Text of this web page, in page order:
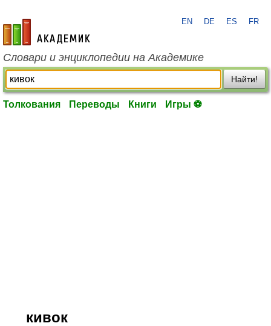
academic.ru
EN DE ES FR
Словари и энциклопедии на Академике
Найти!
Толкования Переводы Книги Игры ⚽
кивок